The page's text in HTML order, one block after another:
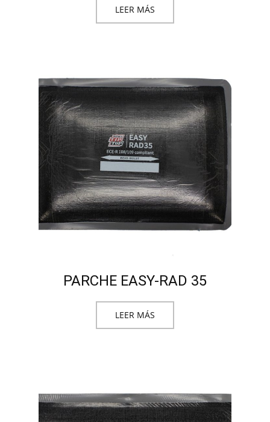
LEER MÁS
PARCHE EASY-RAD 35
LEER MÁS